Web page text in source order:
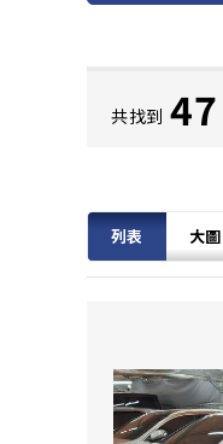
共找到 47
列表 大圖